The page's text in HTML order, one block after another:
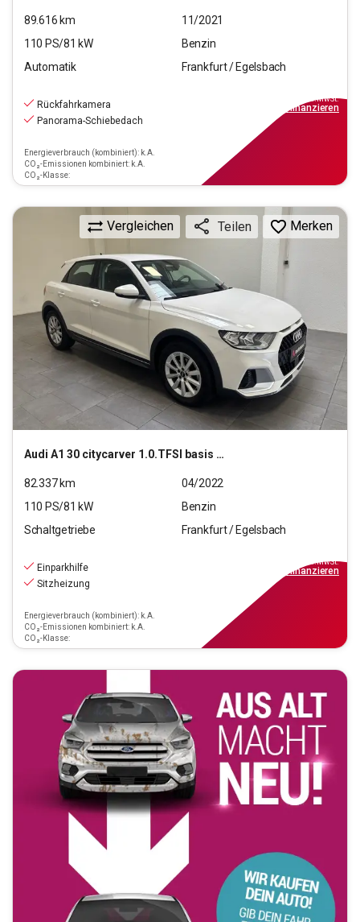
89.616 km
11/2021
110 PS/81 kW
Benzin
Automatik
Frankfurt / Egelsbach
Rückfahrkamera
Panorama-Schiebedach
Energieverbrauch (kombiniert): k.A.
CO₂-Emissionen kombiniert: k.A.
CO₂-Klasse:
inkl.MwSt.
finanzieren
Audi A1 30 citycarver 1.0.TFSI basis (EURO 6d)
Vergleichen Teilen Merken
82.337km
04/2022
110 PS/81 kW
Benzin
Schaltgetriebe
Frankfurt / Egelsbach
Einparkhilfe
Sitzheizung
Energieverbrauch (kombiniert): k.A.
CO₂-Emissionen kombiniert: k.A.
CO₂-Klasse:
inkl.MwSt.
finanzieren